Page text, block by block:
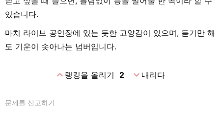
있습니다.
마치 라이브 공연장에 있는 듯한 고양감이 있으며, 듣기만 해
도 기운이 솟아나는 넘버입니다.
expand_less랭킹을 올리기 2 expand_more내리다
문제를 신고하기